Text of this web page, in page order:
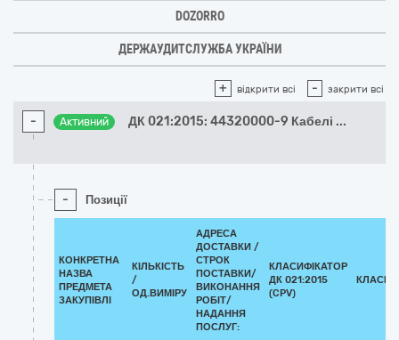
DOZORRO
ДЕРЖАУДИТСЛУЖБА УКРАЇНИ
+ відкрити всі - закрити всі
- Активний ДК 021:2015: 44320000-9 Кабелі ...
- Позиції
КОНКРЕТНА
НАЗВА
ПРЕДМЕТА
ЗАКУПІВЛІ
КІЛЬКІСТЬ
/
ОД.ВИМІРУ
АДРЕСА
ДОСТАВКИ /
СТРОК
ПОСТАВКИ/
ВИКОНАННЯ
РОБІТ/
НАДАННЯ
ПОСЛУГ:
КЛАСИФІКАТОР
ДК 021:2015
(CPV)